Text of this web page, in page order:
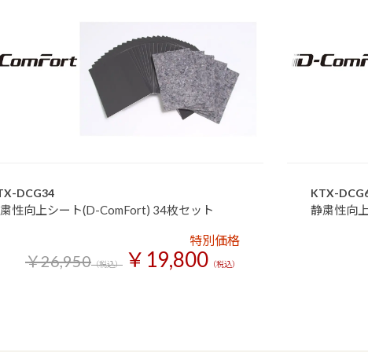
DCG34
性向上シート(D-ComFort) 34枚セット
特別価格
￥26,950（税込） ￥19,800 （税込）
KTX-
静粛性向